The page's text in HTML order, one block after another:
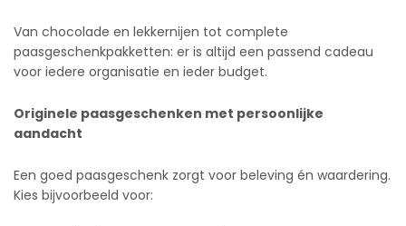
Van chocolade en lekkernijen tot complete
paasgeschenkpakketten: er is altijd een passend cadeau
voor iedere organisatie en ieder budget.
Originele paasgeschenken met persoonlijke
aandacht
Een goed paasgeschenk zorgt voor beleving én waardering.
Kies bijvoorbeeld voor: